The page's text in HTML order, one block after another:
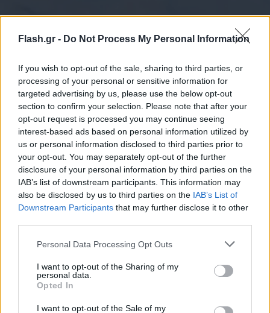
Flash.gr - Do Not Process My Personal Information
If you wish to opt-out of the sale, sharing to third parties, or
processing of your personal or sensitive information for
targeted advertising by us, please use the below opt-out
section to confirm your selection. Please note that after your
opt-out request is processed you may continue seeing
interest-based ads based on personal information utilized by
us or personal information disclosed to third parties prior to
your opt-out. You may separately opt-out of the further
disclosure of your personal information by third parties on the
IAB’s list of downstream participants. This information may
also be disclosed by us to third parties on the IAB’s List of
Downstream Participants that may further disclose it to other
Please note that this website/app uses one or more Google
not limited to your visit or usage behaviour. You may click to
grant or deny consent to Google and its third-party tags to
use your data for below specified purposes in below Google
consent section.
Personal Data Processing Opt Outs
I want to opt-out of the Sharing of my
personal data.
Opted In
I want to opt-out of the Sale of my
Στον εισαγγελέα ο πιλότος του ελικόπτερου που